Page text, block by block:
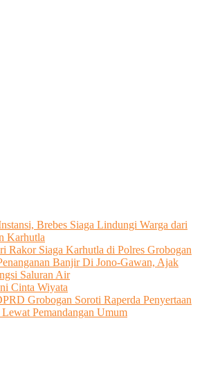
Brebes Siaga Lindungi Warga dari
Karhutla
Rakor Siaga Karhutla di Polres Grobogan
Banjir Di Jono-Gawan, Ajak
Saluran Air
Cinta Wiyata
Grobogan Soroti Raperda Penyertaan
Pemandangan Umum